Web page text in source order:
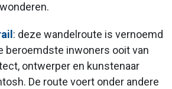
: deze wandelroute is vernoemd
beroemdste inwoners ooit van
ontwerper en kunstenaar
De route voert onder andere